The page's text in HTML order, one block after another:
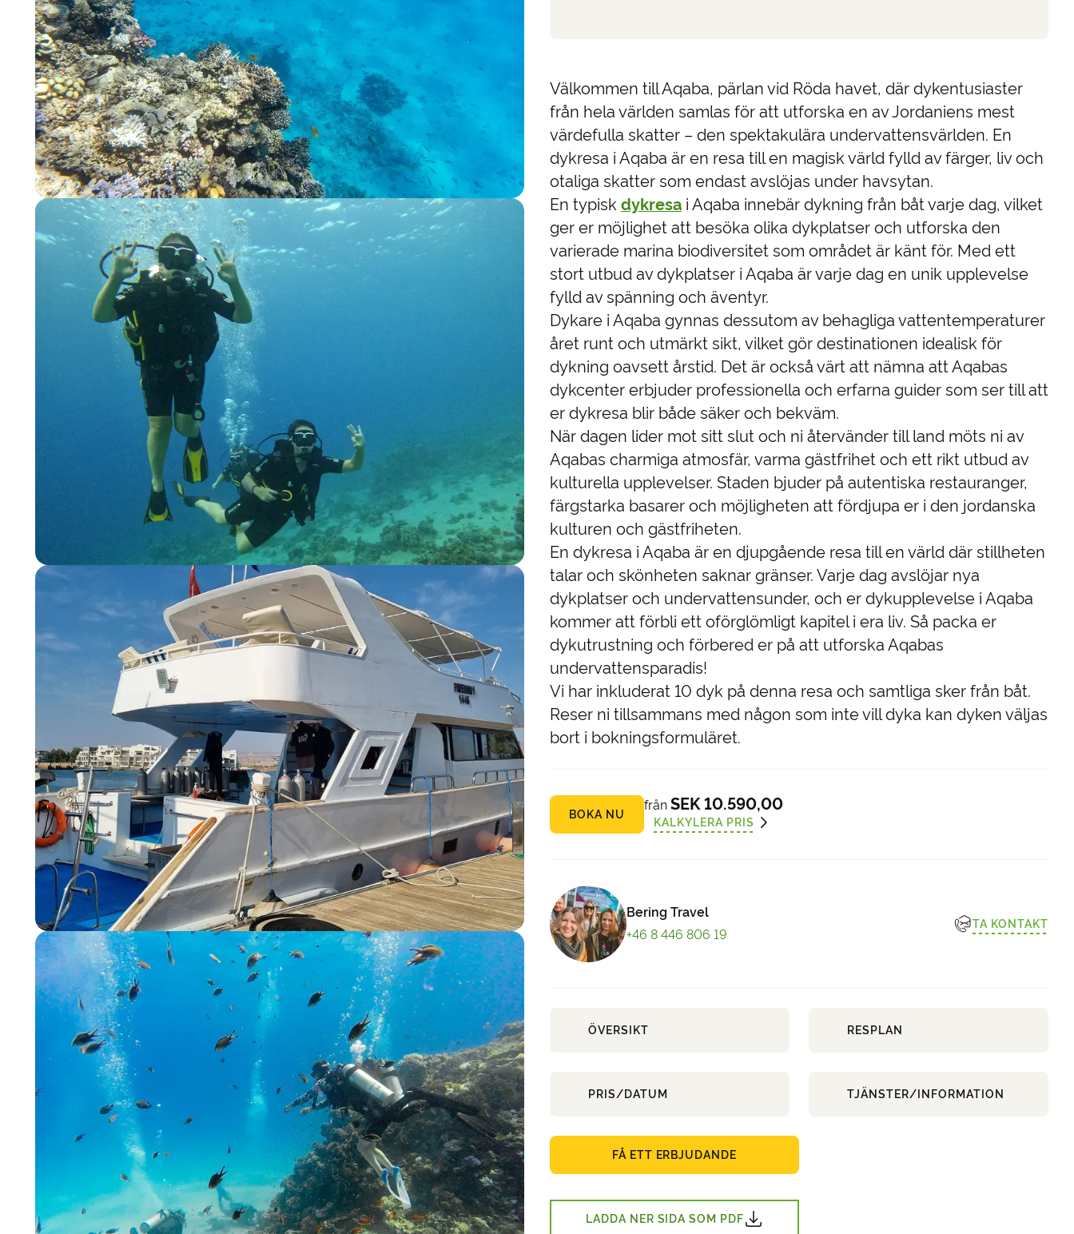
Välkommen till Aqaba, pärlan vid Röda havet, där dykentusiaster
från hela världen samlas för att utforska en av Jordaniens mest
värdefulla skatter – den spektakulära undervattensvärlden. En
dykresa i Aqaba är en resa till en magisk värld fylld av färger, liv och
otaliga skatter som endast avslöjas under havsytan.
En typisk dykresa i Aqaba innebär dykning från båt varje dag, vilket
ger er möjlighet att besöka olika dykplatser och utforska den
varierade marina biodiversitet som området är känt för. Med ett
stort utbud av dykplatser i Aqaba är varje dag en unik upplevelse
fylld av spänning och äventyr.
Dykare i Aqaba gynnas dessutom av behagliga vattentemperaturer
året runt och utmärkt sikt, vilket gör destinationen idealisk för
dykning oavsett årstid. Det är också värt att nämna att Aqabas
dykcenter erbjuder professionella och erfarna guider som ser till att
er dykresa blir både säker och bekväm.
När dagen lider mot sitt slut och ni återvänder till land möts ni av
Aqabas charmiga atmosfär, varma gästfrihet och ett rikt utbud av
kulturella upplevelser. Staden bjuder på autentiska restauranger,
färgstarka basarer och möjligheten att fördjupa er i den jordanska
kulturen och gästfriheten.
En dykresa i Aqaba är en djupgående resa till en värld där stillheten
talar och skönheten saknar gränser. Varje dag avslöjar nya
dykplatser och undervattensunder, och er dykupplevelse i Aqaba
kommer att förbli ett oförglömligt kapitel i era liv. Så packa er
dykutrustning och förbered er på att utforska Aqabas
undervattensparadis!
Vi har inkluderat 10 dyk på denna resa och samtliga sker från båt.
Reser ni tillsammans med någon som inte vill dyka kan dyken väljas
bort i bokningsformuläret.
BOKA NU
från SEK 10.590,00
KALKYLERA PRIS
Bering Travel
+46 8 446 806 19
TA KONTAKT
FÅ ETT ERBJUDANDE
LADDA NER SIDA SOM PDF
ÖVERSIKT RESPLAN
PRIS/DATUM TJÄNSTER/INFORMATION